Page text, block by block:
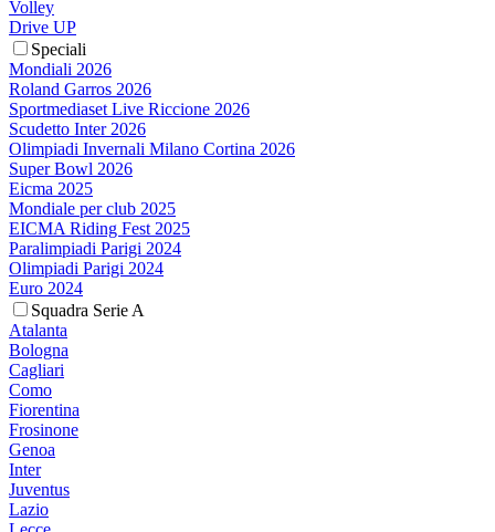
Volley
Drive UP
Speciali
Mondiali 2026
Roland Garros 2026
Sportmediaset Live Riccione 2026
Scudetto Inter 2026
Olimpiadi Invernali Milano Cortina 2026
Super Bowl 2026
Eicma 2025
Mondiale per club 2025
EICMA Riding Fest 2025
Paralimpiadi Parigi 2024
Olimpiadi Parigi 2024
Euro 2024
Squadra Serie A
Atalanta
Bologna
Cagliari
Como
Fiorentina
Frosinone
Genoa
Inter
Juventus
Lazio